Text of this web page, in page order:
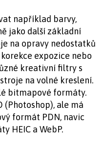
například barvy,
jako další základní
na opravy nedostatků
expozice nebo
kreativní filtry s
na volné kreslení.
bitmapové formáty.
(Photoshop), ale má
formát PDN, navic
HEIC a WebP.